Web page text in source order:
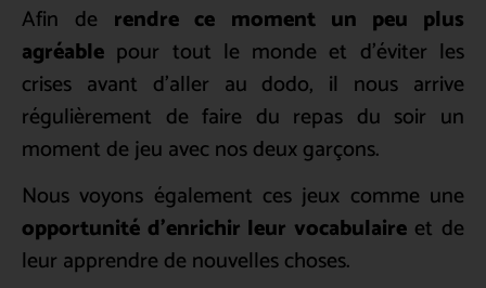
Afin de rendre ce moment un peu plus
agréable pour tout le monde et d’éviter les
crises avant d’aller au dodo, il nous arrive
régulièrement de faire du repas du soir un
moment de jeu avec nos deux garçons.
Nous voyons également ces jeux comme une
opportunité d’enrichir leur vocabulaireet de
leur apprendre de nouvelles choses.